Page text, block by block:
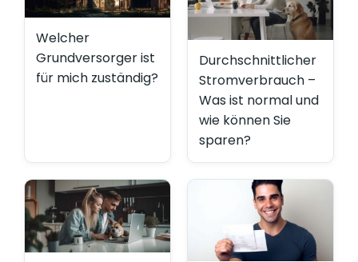
Welcher
Grundversorger ist
für mich zuständig?
Durchschnittlicher
Stromverbrauch –
Was ist normal und
wie können Sie
sparen?